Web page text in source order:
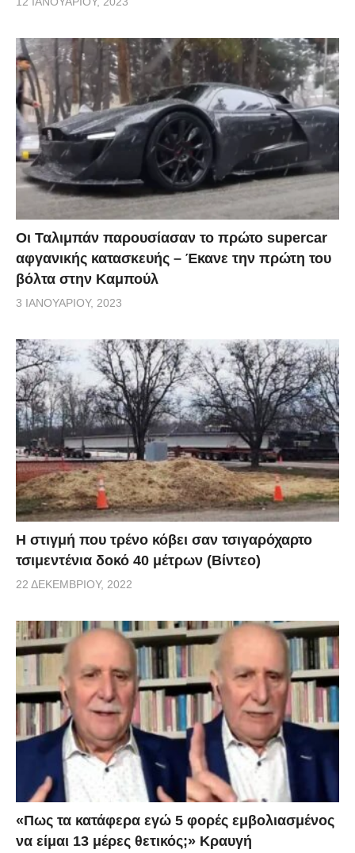
Οι Ταλιμπάν παρουσίασαν το πρώτο supercar
αφγανικής κατασκευής – Έκανε την πρώτη του
βόλτα στην Καμπούλ
3 ΙΑΝΟΥΑΡΊΟΥ, 2023
H στιγμή που τρένο κόβει σαν τσιγαρόχαρτο
τσιμεντένια δοκό 40 μέτρων (Βίντεο)
22 ΔΕΚΕΜΒΡΊΟΥ, 2022
«Πως τα κατάφερα εγώ 5 φορές εμβoλιασμένος
να είμαι 13 μέρες θετικός;» Κραυγή